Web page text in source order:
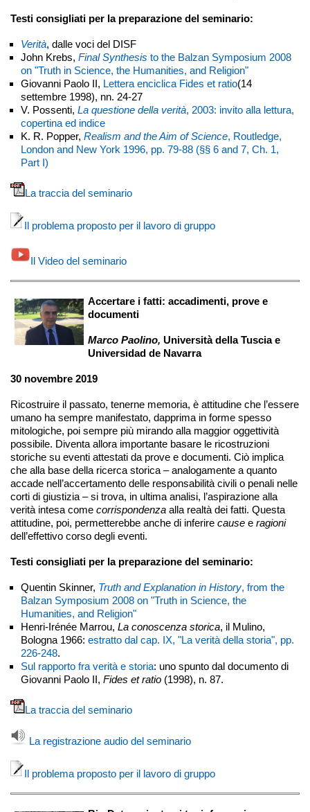
Testi consigliati per la preparazione del seminario:
Verità, dalle voci del DISF
John Krebs, Final Synthesis to the Balzan Symposium 2008
on "Truth in Science, the Humanities, and Religion"
Giovanni Paolo II, Lettera enciclica Fides et ratio(14
settembre 1998), nn. 24-27
V. Possenti, La questione della verità, 2003: invito alla lettura,
copertina ed indice
K. R. Popper, Realism and the Aim of Science, Routledge,
London and New York 1996, pp. 79-88 (§§ 6 and 7, Ch. 1,
Part I)
La traccia del seminario
Il problema proposto per il lavoro di gruppo
Il Video del seminario
Accertare i fatti: accadimenti, prove e
documenti
Marco Paolino, Università della Tuscia e
Universidad de Navarra
30 novembre 2019
Ricostruire il passato, tenerne memoria, è attitudine che l’essere
umano ha sempre manifestato, dapprima in forme spesso
mitologiche, poi sempre più mirando alla maggior oggettività
possibile. Diventa allora importante basare le ricostruzioni
storiche su eventi attestati da prove e documenti. Ciò implica
che alla base della ricerca storica – analogamente a quanto
accade nell’accertamento delle responsabilità civili o penali nelle
corti di giustizia – si trova, in ultima analisi, l’aspirazione alla
verità intesa come corrispondenza alla realtà dei fatti. Questa
attitudine, poi, permetterebbe anche di inferire cause e ragioni
dell’effettivo corso degli eventi.
Testi consigliati per la preparazione del seminario:
Quentin Skinner, Truth and Explanation in History, from the
Balzan Symposium 2008 on "Truth in Science, the
Humanities, and Religion"
Henri-Irénée Marrou, La conoscenza storica, il Mulino,
Bologna 1966: estratto dal cap. IX, "La verità della storia", pp.
226-248.
Sul rapporto fra verità e storia: uno spunto dal documento di
Giovanni Paolo II, Fides et ratio (1998), n. 87.
La traccia del seminario
La registrazione audio del seminario
Il problema proposto per il lavoro di gruppo